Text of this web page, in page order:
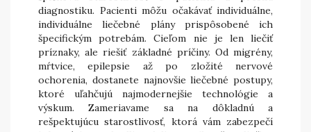
diagnostiku. Pacienti môžu očakávať individuálne,
individuálne liečebné plány prispôsobené ich
špecifickým potrebám. Cieľom nie je len liečiť
príznaky, ale riešiť základné príčiny. Od migrény,
mŕtvice, epilepsie až po zložité nervové
ochorenia, dostanete najnovšie liečebné postupy,
ktoré uľahčujú najmodernejšie technológie a
výskum. Zameriavame sa na dôkladnú a
rešpektujúcu starostlivosť, ktorá vám zabezpečí